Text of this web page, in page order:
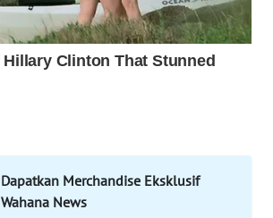
Dapatkan Merchandise Eksklusif
Wahana News